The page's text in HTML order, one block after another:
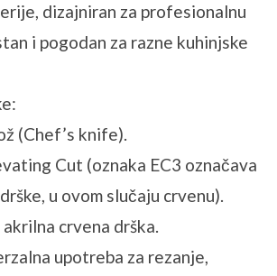
dizajniran za profesionalnu
i pogodan za razne kuhinjske
(Chef’s knife).
Cut (oznaka EC3 označava
u ovom slučaju crvenu).
crvena drška.
upotreba za rezanje,